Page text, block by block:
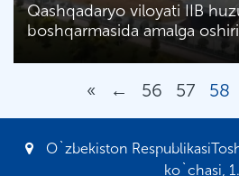
Qashqadaryo viloyati IIB
boshqarmasida amalga
« ← 56 57 58
O`zbekiston
ko`chasi, 1.